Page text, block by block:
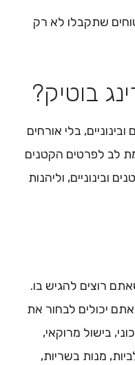
שתקבלו לא רק
בוטיק?
בלי אורחים
לב לפרטים הקטנים
ובינוניים, וליהנות
רוצים להגיש בו.
יכולים לבחור את
בישול מרוקאי,
מנות בשריות,